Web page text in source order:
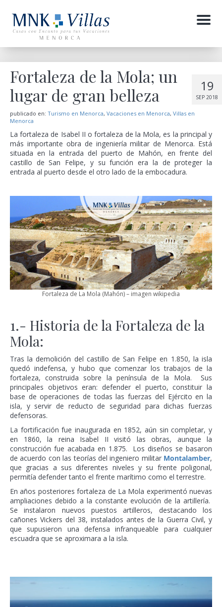
Menu
19
SEP 2018
Fortaleza de la Mola; un
lugar de gran belleza
publicado en: Turismo en Menorca, Vacaciones en Menorca, Villas en
Menorca
La fortaleza de Isabel II o fortaleza de la Mola, es la principal y
más importante obra de ingeniería militar de Menorca. Está
situada en la entrada del puerto de Mahón, en frente del
castillo de San Felipe, y su función era la de proteger la
entrada al puerto desde el otro lado de la embocadura.
Fortaleza de La Mola (Mahón) – imagen wikipedia
1.- Historia de la Fortaleza de la
Mola:
Tras la demolición del castillo de San Felipe en 1.850, la isla
quedó indefensa, y hubo que comenzar los trabajos de la
fortaleza, construida sobre la península de la Mola. Sus
principales objetivos eran: defender el puerto, constituir la
base de operaciones de todas las fuerzas del Ejército en la
isla, y servir de reducto de seguridad para dichas fuerzas
defensoras.
La fortificación fue inaugurada en 1852, aún sin completar, y
en 1860, la reina Isabel II visitó las obras, aunque la
construcción fue acabada en 1.875. Los diseños se basaron
de acuerdo con las teorías del ingeniero militar Montalamber,
que gracias a sus diferentes niveles y su frente poligonal,
permitía defender tanto el frente marítimo como el terrestre.
En años posteriores fortaleza de La Mola experimentó nuevas
ampliaciones debido a la constante evolución de la artillería.
Se instalaron nuevos puestos artilleros, destacando los
cañones Vickers del 38, instalados antes de la Guerra Civil, y
que supusieron una defensa infranqueable para cualquier
escuadra que se aproximara a la isla.
Reproductor
vídeo